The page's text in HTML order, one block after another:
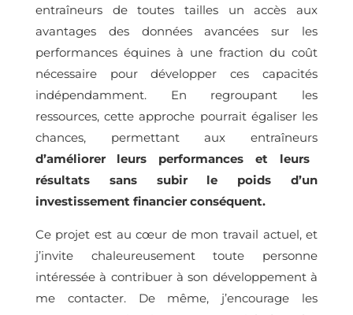
entraîneurs de toutes tailles un accès aux
avantages des données avancées sur les
performances équines à une fraction du coût
nécessaire pour développer ces capacités
indépendamment. En regroupant les
ressources, cette approche pourrait égaliser les
chances, permettant aux entraîneurs
d’améliorer leurs performances et leurs
résultats sans subir le poids d’un
investissement financier conséquent.
Ce projet est au cœur de mon travail actuel, et
j’invite chaleureusement toute personne
intéressée à contribuer à son développement à
me contacter. De même, j’encourage les